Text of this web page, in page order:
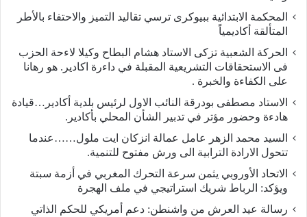
المحكمة الابتدائية ببيوكرى ترسي تقاليد التميز والاحتفاء بالأطر
المتألقة أكاديمياً
الحركة الشعبية تزكى الاستاد هشام البطاح وكيلا لاءحة الحزب
فى الاستحقاقات التشريعية المقبلة في داءرة اكادير. هو رهانا
على الكفاءة والخبرة .
الاستاد مصطفى بودرقة النائب الاول لرئيس بلدية أكادير…قيادة
هادءة وحضور مؤتر في تدبير الشأن المحلي بأكادير.
السيد محمد الزهر عامل عمالة انزكان ايت ملول……عندما
تتحول الارادة الترابية الى ورش مفتوح للتنمية.
الاتحاد الأوروبي يثمن سرعة التحرك المغربي في أزمة سبتة
ويؤكد: الرباط شريك استراتيجي في ملف الهجرة
رسالة عيد العرش من واشنطن: دعم أمريكي للحكم الذاتي